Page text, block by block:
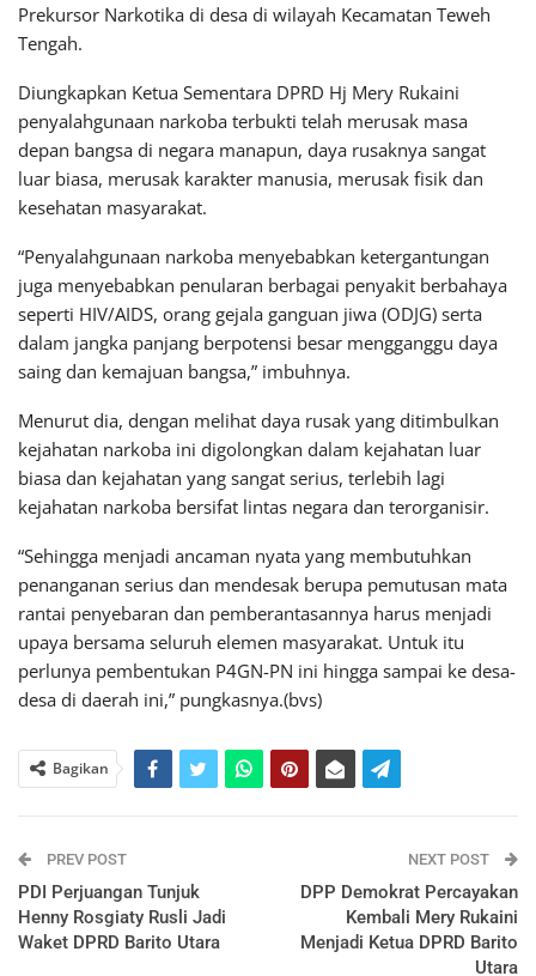
Prekursor Narkotika di desa di wilayah Kecamatan Teweh
Tengah.
Diungkapkan Ketua Sementara DPRD Hj Mery Rukaini
penyalahgunaan narkoba terbukti telah merusak masa
depan bangsa di negara manapun, daya rusaknya sangat
luar biasa, merusak karakter manusia, merusak fisik dan
kesehatan masyarakat.
“Penyalahgunaan narkoba menyebabkan ketergantungan
juga menyebabkan penularan berbagai penyakit berbahaya
seperti HIV/AIDS, orang gejala ganguan jiwa (ODJG) serta
dalam jangka panjang berpotensi besar mengganggu daya
saing dan kemajuan bangsa,” imbuhnya.
Menurut dia, dengan melihat daya rusak yang ditimbulkan
kejahatan narkoba ini digolongkan dalam kejahatan luar
biasa dan kejahatan yang sangat serius, terlebih lagi
kejahatan narkoba bersifat lintas negara dan terorganisir.
“Sehingga menjadi ancaman nyata yang membutuhkan
penanganan serius dan mendesak berupa pemutusan mata
rantai penyebaran dan pemberantasannya harus menjadi
upaya bersama seluruh elemen masyarakat. Untuk itu
perlunya pembentukan P4GN-PN ini hingga sampai ke desa-
desa di daerah ini,” pungkasnya.(bvs)
Bagikan
PREV POST
PDI Perjuangan Tunjuk
Henny Rosgiaty Rusli Jadi
Waket DPRD Barito Utara
NEXT POST
DPP Demokrat Percayakan
Kembali Mery Rukaini
Menjadi Ketua DPRD Barito
Utara